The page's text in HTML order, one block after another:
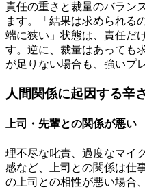
責任の重さと裁量のバラン
ます。「結果は求められる
端に狭い」状態は、責任だ
す。逆に、裁量はあっても
が足りない場合も、強いプ
人間関係に起因する辛
上司・先輩との関係が悪い
理不尽な叱責、過度なマイ
感など、上司との関係は仕
の上司との相性が悪い場合